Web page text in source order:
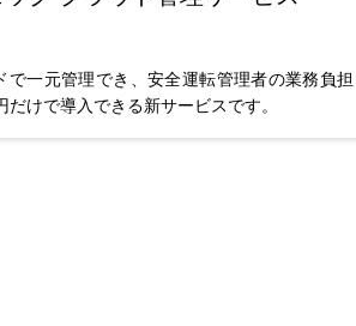
で一元管理でき、安全運転管理者の業務負
だけで導入できる新サービスです。